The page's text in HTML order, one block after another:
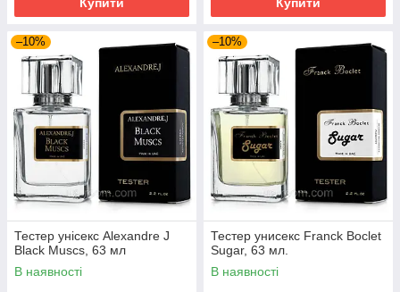
Купити Купити
–10%
Тестер унісекс Alexandre J
Black Muscs, 63 мл
В наявності
–10%
Тестер унисекс Franck Boclet
Sugar, 63 мл.
В наявності